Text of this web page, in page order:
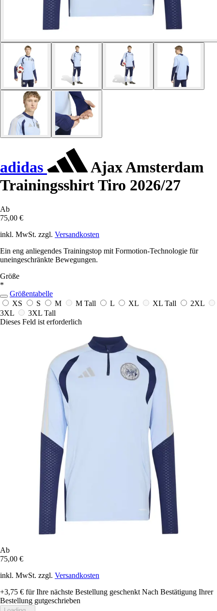
adidas
Ajax Amsterdam
Trainingsshirt Tiro 2026/27
Ab
75,00 €
inkl. MwSt. zzgl. Versandkosten
Ein eng anliegendes Trainingstop mit Formotion-Technologie für
uneingeschränkte Bewegungen.
Größe
*
Größentabelle
XS
S M M Tall L XL XL Tall
2XL
3XL
3XL Tall
Dieses Feld ist erforderlich
Ab
75,00 €
inkl. MwSt. zzgl. Versandkosten
+3,75 € für Ihre nächste Bestellung geschenkt Nach Bestätigung Ihrer
Bestellung gutgeschrieben